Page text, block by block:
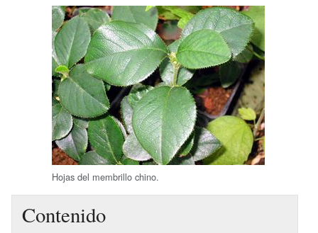
Hojas del membrillo chino.
Contenido